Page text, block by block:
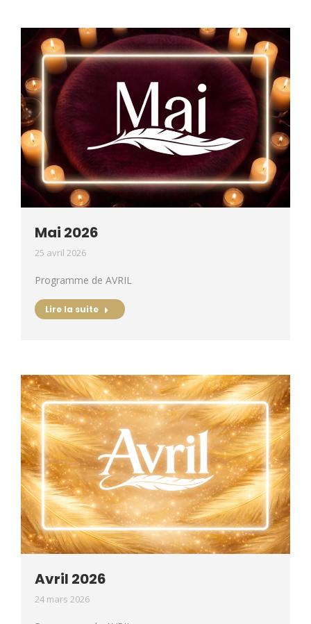
Mai 2026
25 avril 2026
Programme de AVRIL
Lire la suite
Avril 2026
24 mars 2026